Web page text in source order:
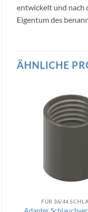
entwickelt und nach
Eigentum des
ÄHNLICHE
FÜR 36/44
Adapter